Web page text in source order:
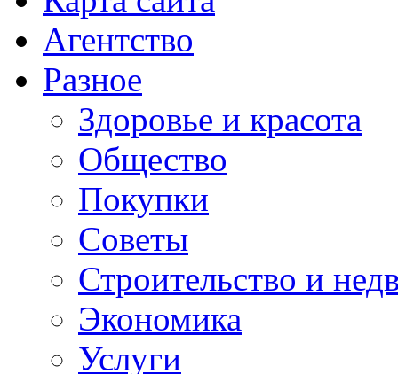
Агентство
Разное
Здоровье и красота
Общество
Покупки
Советы
Строительство и
Экономика
Услуги